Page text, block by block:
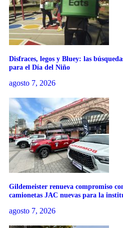
Disfraces, legos y Bluey: las
para el Día del Niño
agosto 7, 2026
Gildemeister renueva compromiso
camionetas JAC nuevas para la
agosto 7, 2026